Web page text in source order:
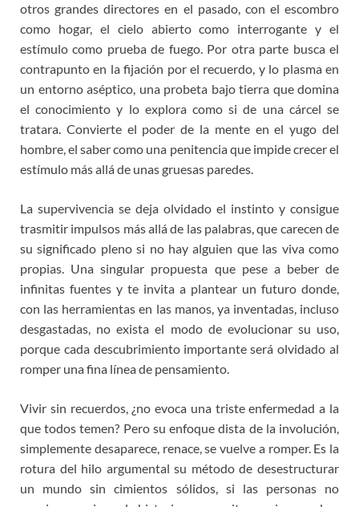
otros grandes directores en el pasado, con el escombro
como hogar, el cielo abierto como interrogante y el
estímulo como prueba de fuego. Por otra parte busca el
contrapunto en la fijación por el recuerdo, y lo plasma en
un entorno aséptico, una probeta bajo tierra que domina
el conocimiento y lo explora como si de una cárcel se
tratara. Convierte el poder de la mente en el yugo del
hombre, el saber como una penitencia que impide crecer el
estímulo más allá de unas gruesas paredes.
La supervivencia se deja olvidado el instinto y consigue
trasmitir impulsos más allá de las palabras, que carecen de
su significado pleno si no hay alguien que las viva como
propias. Una singular propuesta que pese a beber de
infinitas fuentes y te invita a plantear un futuro donde,
con las herramientas en las manos, ya inventadas, incluso
desgastadas, no exista el modo de evolucionar su uso,
porque cada descubrimiento importante será olvidado al
romper una fina línea de pensamiento.
Vivir sin recuerdos, ¿no evoca una triste enfermedad a la
que todos temen? Pero su enfoque dista de la involución,
simplemente desaparece, renace, se vuelve a romper. Es la
rotura del hilo argumental su método de desestructurar
un mundo sin cimientos sólidos, si las personas no